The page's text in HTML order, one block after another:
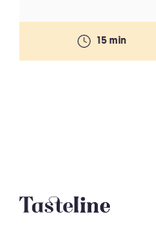
15 min
Tasteline startsida